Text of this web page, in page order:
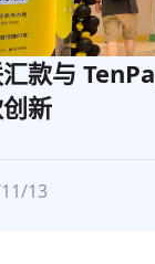
款与
新
13